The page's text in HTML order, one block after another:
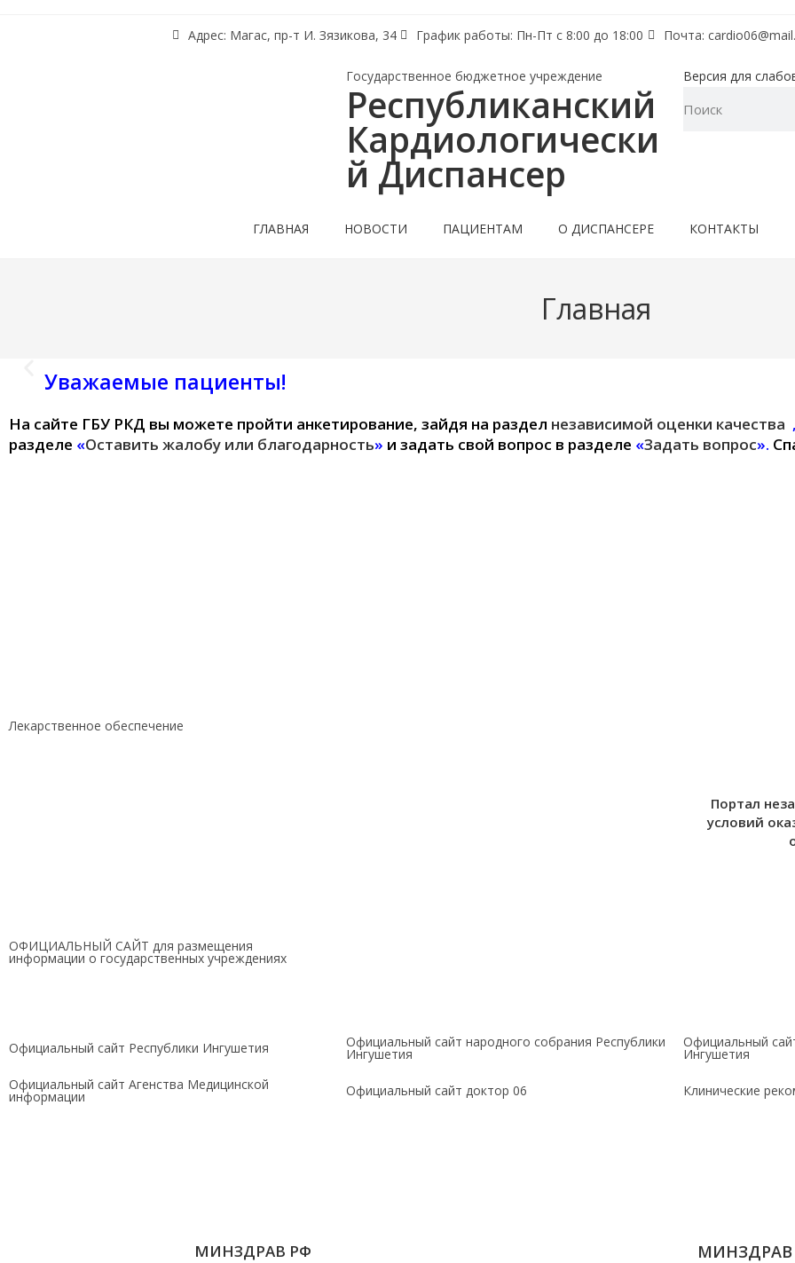
Адрес: Магас, пр-т И. Зязикова, 34 График работы: Пн-Пт с 8:00 до 18:00 Почта:
Государственное бюджетное учреждение
Республиканский
Кардиологически
й Диспансер
Версия для
ГЛАВНАЯ НОВОСТИ ПАЦИЕНТАМ О ДИСПАНСЕРЕ КОНТАКТЫ
Главная
перейти
Уважаемые пациенты!
На сайте ГБУ РКД вы можете пройти анкетирование, зайдя на раздел независимой оценки качества ,
разделе «Оставить жалобу или благодарность» и задать свой вопрос в разделе «Задать вопрос».
Лекарственное обеспечение
Портал
условий
ОФИЦИАЛЬНЫЙ САЙТ для размещения
информации о государственных учреждениях
Официальный сайт Республики Ингушетия Официальный сайт народного собрания Республики
Ингушетия
Официальный
Ингушетия
Официальный сайт Агенства Медицинской
информации Официальный сайт доктор 06 Клинические
МИНЗДРАВ РФ МИНЗДРАВ